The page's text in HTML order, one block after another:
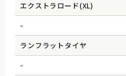
エクストラロード(XL)
-
ランフラットタイヤ
-